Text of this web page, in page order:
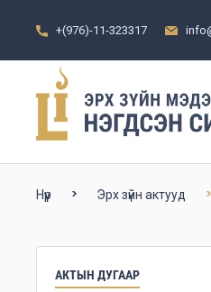
+(976)-11-323317
Нүүр Эрх зүйн актууд
АКТЫН ДУГААР